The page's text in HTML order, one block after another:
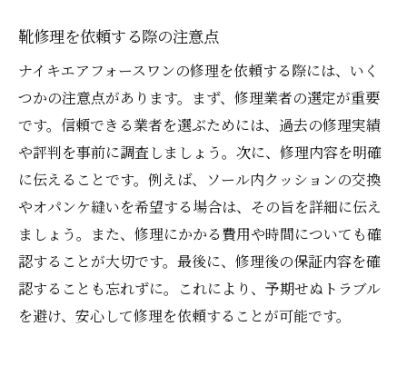
靴修理を依頼する際の注意点
ナイキエアフォースワンの修理を依頼する際には、いく
つかの注意点があります。まず、修理業者の選定が重要
です。信頼できる業者を選ぶためには、過去の修理実績
や評判を事前に調査しましょう。次に、修理内容を明確
に伝えることです。例えば、ソール内クッションの交換
やオパンケ縫いを希望する場合は、その旨を詳細に伝え
ましょう。また、修理にかかる費用や時間についても確
認することが大切です。最後に、修理後の保証内容を確
認することも忘れずに。これにより、予期せぬトラブル
を避け、安心して修理を依頼することが可能です。